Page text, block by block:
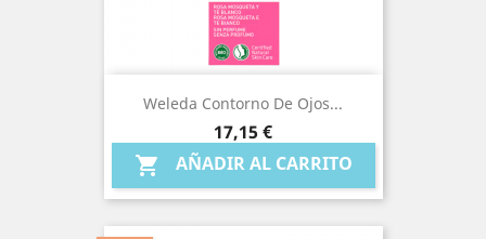
Weleda Contorno De Ojos...
Precio
17,15 €
 AÑADIR AL CARRITO